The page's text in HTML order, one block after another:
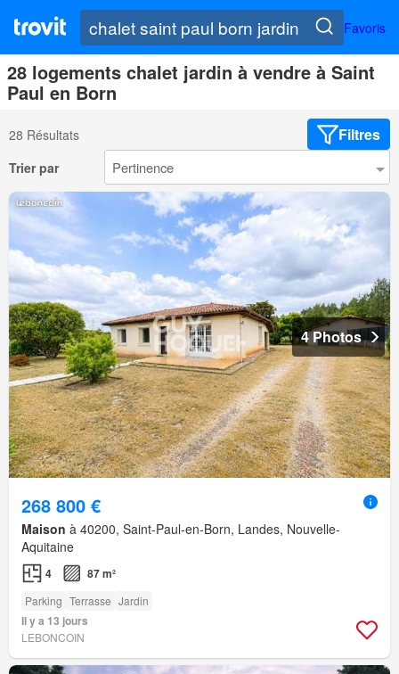
Favoris
28 logements chalet jardin à vendre à Saint
Paul en Born
28 Résultats Filtres
Trier par
4 Photos
268 800 €
Maison à 40200, Saint-Paul-en-Born, Landes, Nouvelle-
Aquitaine
4 87 m²
Parking Terrasse Jardin
Il y a 13 jours
LEBONCOIN